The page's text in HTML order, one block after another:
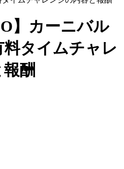
】カーニバル
タイムチャレ
酬